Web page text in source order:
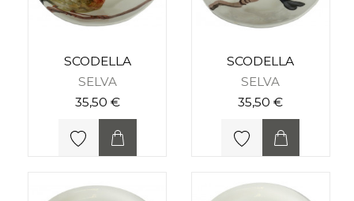
SCODELLA
SELVA
35,50 €
SCODELLA
SELVA
35,50 €